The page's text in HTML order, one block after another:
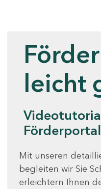
leicht
Förderportal
Mit unseren
begleiten wir Sie
erleichtern Ihnen